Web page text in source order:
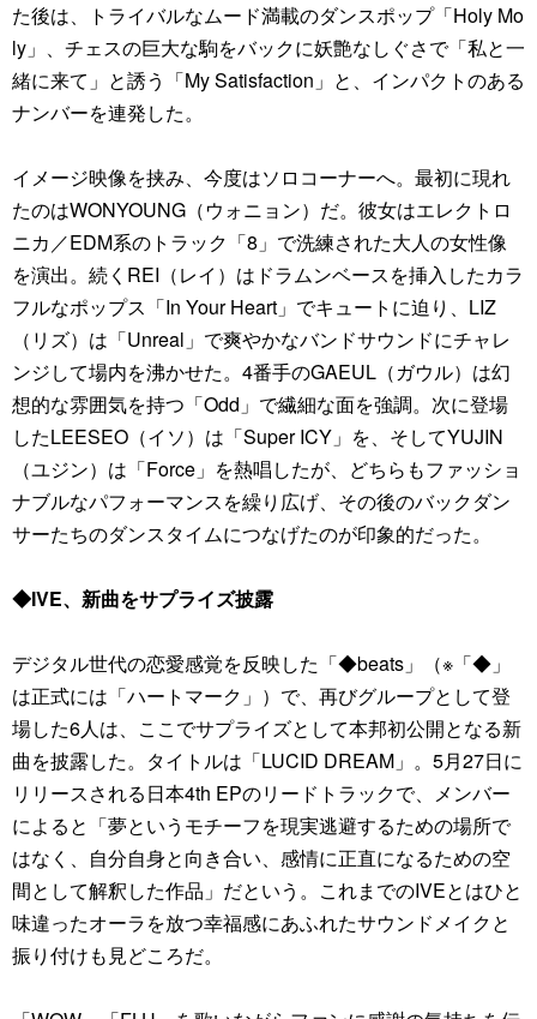
た後は、トライバルなムード満載のダンスポップ「Holy Mo
ly」、チェスの巨大な駒をバックに妖艶なしぐさで「私と一
緒に来て」と誘う「My Satisfaction」と、インパクトのある
ナンバーを連発した。
イメージ映像を挟み、今度はソロコーナーへ。最初に現れ
たのはWONYOUNG（ウォニョン）だ。彼女はエレクトロ
ニカ／EDM系のトラック「8」で洗練された大人の女性像
を演出。続くREI（レイ）はドラムンベースを挿入したカラ
フルなポップス「In Your Heart」でキュートに迫り、LIZ
（リズ）は「Unreal」で爽やかなバンドサウンドにチャレ
ンジして場内を沸かせた。4番手のGAEUL（ガウル）は幻
想的な雰囲気を持つ「Odd」で繊細な面を強調。次に登場
したLEESEO（イソ）は「Super ICY」を、そしてYUJIN
（ユジン）は「Force」を熱唱したが、どちらもファッショ
ナブルなパフォーマンスを繰り広げ、その後のバックダン
サーたちのダンスタイムにつなげたのが印象的だった。
◆IVE、新曲をサプライズ披露
デジタル世代の恋愛感覚を反映した「◆beats」（※「◆」
は正式には「ハートマーク」）で、再びグループとして登
場した6人は、ここでサプライズとして本邦初公開となる新
曲を披露した。タイトルは「LUCID DREAM」。5月27日に
リリースされる日本4th EPのリードトラックで、メンバー
によると「夢というモチーフを現実逃避するための場所で
はなく、自分自身と向き合い、感情に正直になるための空
間として解釈した作品」だという。これまでのIVEとはひと
味違ったオーラを放つ幸福感にあふれたサウンドメイクと
振り付けも見どころだ。